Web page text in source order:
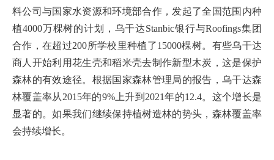
料公司与国家水资源和环境部合作，发起了全国范围内种
植4000万棵树的计划，乌干达Stanbic银行与Roofings集团
合作，在超过200所学校里种植了15000棵树。有些乌干达
商人开始利用花生壳和稻米壳去制作新型木炭，这是保护
森林的有效途径。根据国家森林管理局的报告，乌干达森
林覆盖率从2015年的9%上升到2021年的12.4。这个增长是
显著的。如果我们继续保持植树造林的势头，森林覆盖率
会持续增长。